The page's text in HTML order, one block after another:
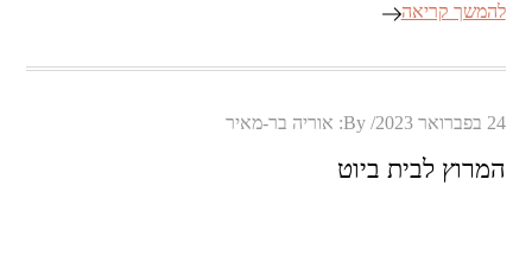
להמשך קריאה
Posted
24 בפברואר 2023 By: אוריה בר-מאיר
המרוץ לבית ביוט